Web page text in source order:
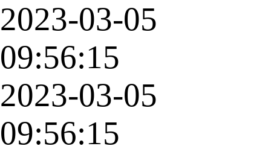
2023-03-05
09:56:15
2023-03-05
09:56:15